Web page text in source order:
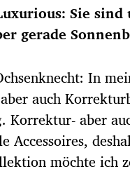
Sie
gerade
In
auch
Korrektur- aber
Accessoires,
möchte ich